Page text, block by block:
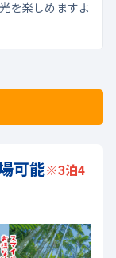
を楽しめますよ
可能※3泊4